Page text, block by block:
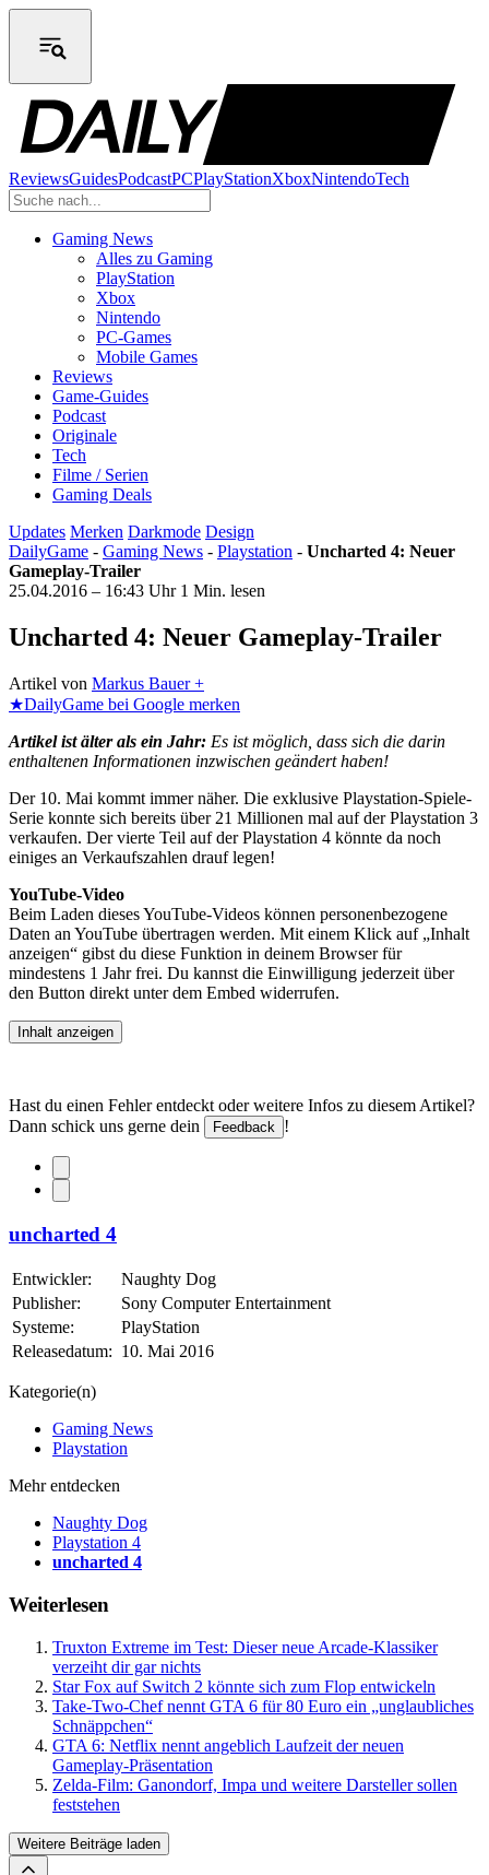
ReviewsGuidesPodcastPCPlayStationXboxNintendoTech
Gaming News
Alles zu Gaming
PlayStation
Xbox
Nintendo
PC-Games
Mobile Games
Reviews
Game-Guides
Podcast
Originale
Tech
Filme / Serien
Gaming Deals
Updates Merken Darkmode Design
DailyGame - Gaming News - Playstation - Uncharted 4: Neuer
Gameplay-Trailer
25.04.2016 – 16:43 Uhr 1 Min. lesen
Uncharted 4: Neuer Gameplay-Trailer
Artikel von Markus Bauer +
★DailyGame bei Google merken
Artikel ist älter als ein Jahr: Es ist möglich, dass sich die darin
enthaltenen Informationen inzwischen geändert haben!
Der 10. Mai kommt immer näher. Die exklusive Playstation-Spiele-
Serie konnte sich bereits über 21 Millionen mal auf der Playstation 3
verkaufen. Der vierte Teil auf der Playstation 4 könnte da noch
einiges an Verkaufszahlen drauf legen!
YouTube-Video
Beim Laden dieses YouTube-Videos können personenbezogene
Daten an YouTube übertragen werden. Mit einem Klick auf „Inhalt
anzeigen“ gibst du diese Funktion in deinem Browser für
mindestens 1 Jahr frei. Du kannst die Einwilligung jederzeit über
den Button direkt unter dem Embed widerrufen.
Inhalt anzeigen
Hast du einen Fehler entdeckt oder weitere Infos zu diesem Artikel?
Dann schick uns gerne dein
Feedback !
uncharted 4
Entwickler:
Naughty Dog
Publisher:
Sony Computer Entertainment
Systeme:
PlayStation
Releasedatum: 10. Mai 2016
Kategorie(n)
Gaming News
Playstation
Mehr entdecken
Naughty Dog
Playstation 4
uncharted 4
Weiterlesen
Truxton Extreme im Test: Dieser neue Arcade-Klassiker
verzeiht dir gar nichts
Star Fox auf Switch 2 könnte sich zum Flop entwickeln
Take-Two-Chef nennt GTA 6 für 80 Euro ein „unglaubliches
Schnäppchen“
GTA 6: Netflix nennt angeblich Laufzeit der neuen
Gameplay-Präsentation
Zelda-Film: Ganondorf, Impa und weitere Darsteller sollen
feststehen
Weitere Beiträge laden